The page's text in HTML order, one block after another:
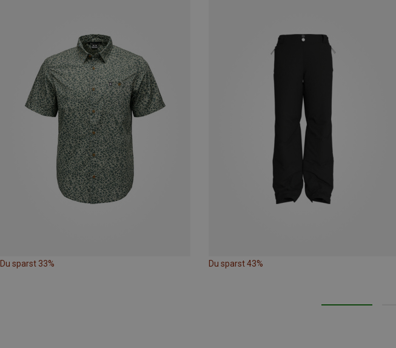
Du sparst 33% Du sparst 43%